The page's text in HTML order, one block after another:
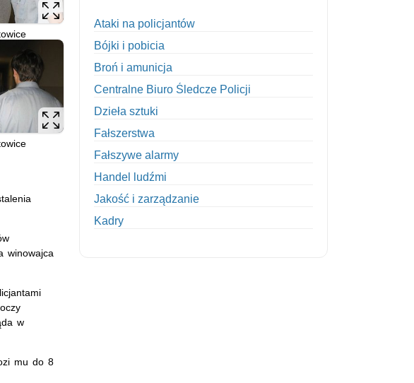
winowajca
w
mu do 8
Ataki na policjantów
Bójki i pobicia
Broń i amunicja
Centralne Biuro Śledcze Policji
Dzieła sztuki
Fałszerstwa
Fałszywe alarmy
Handel ludźmi
Jakość i zarządzanie
Kadry